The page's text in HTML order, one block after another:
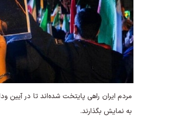
مردم ایران راهی پایتخت شده‌اند تا در آیین
به نمایش بگذارند.